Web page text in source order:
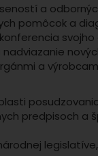
a
pomôcok a
svojho
a
predpisoch a
legislatíve,